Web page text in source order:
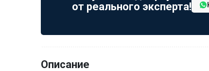
от реального эксперта!
Описание